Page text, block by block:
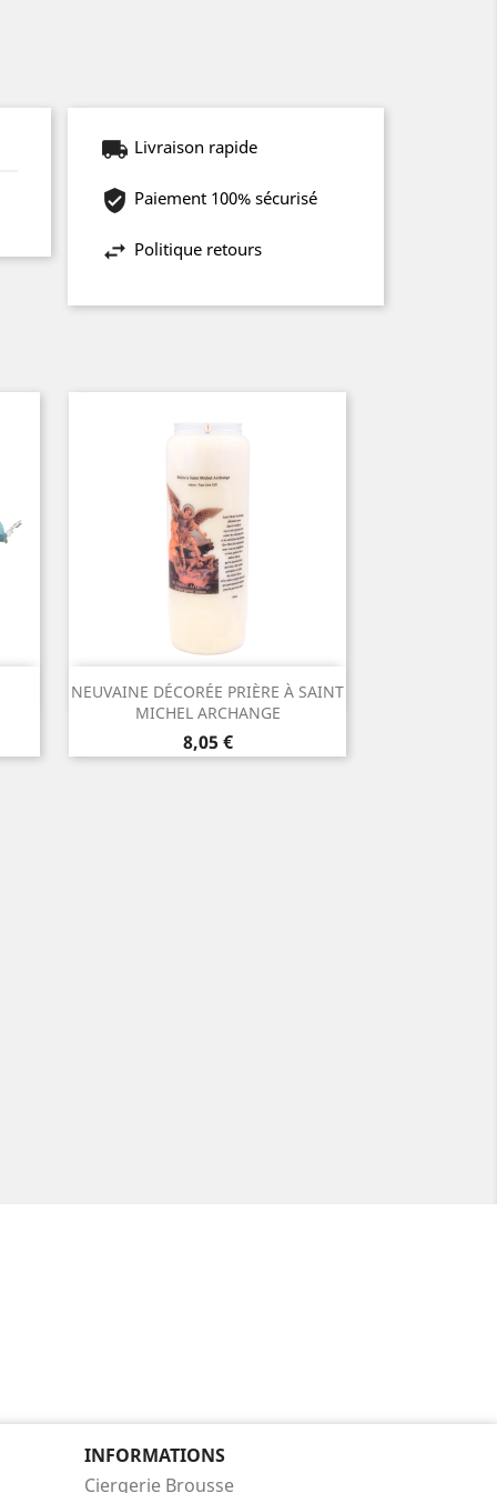
Livraison rapide
Paiement 100% sécurisé
Politique retours
NEUVAINE DÉCORÉE PRIÈRE À SAINT
MICHEL ARCHANGE
Prix
8,05 €
Aperçu rapide
INFORMATIONS
Ciergerie Brousse